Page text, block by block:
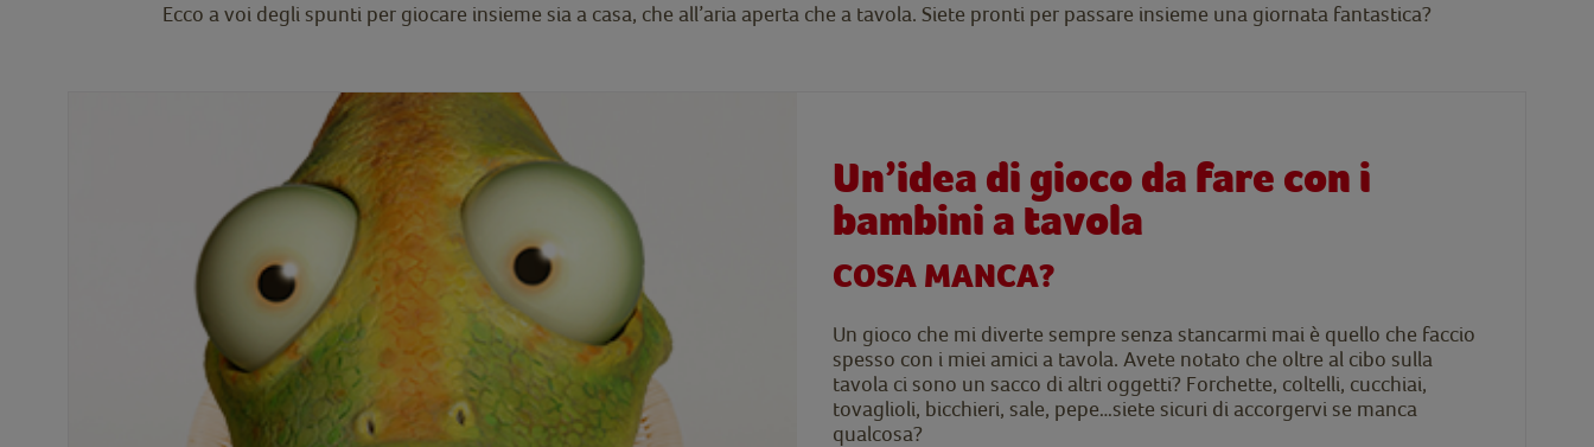
Ecco a voi degli spunti per giocare insieme sia a casa, che all’aria aperta che a tavola. Siete pronti per passare insieme una giornata fantastica?
Un’idea di gioco da fare con i
bambini a tavola
COSA MANCA?
Un gioco che mi diverte sempre senza stancarmi mai è quello che faccio
spesso con i miei amici a tavola. Avete notato che oltre al cibo sulla
tavola ci sono un sacco di altri oggetti? Forchette, coltelli, cucchiai,
tovaglioli, bicchieri, sale, pepe…siete sicuri di accorgervi se manca
qualcosa?